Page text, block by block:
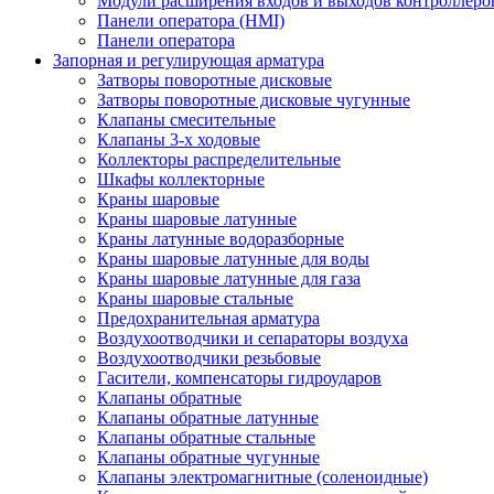
Панели оператора (HMI)
Панели оператора
Запорная и регулирующая арматура
Затворы поворотные дисковые
Затворы поворотные дисковые чугунные
Клапаны смесительные
Клапаны 3-х ходовые
Коллекторы распределительные
Шкафы коллекторные
Краны шаровые
Краны шаровые латунные
Краны латунные водоразборные
Краны шаровые латунные для воды
Краны шаровые латунные для газа
Краны шаровые стальные
Предохранительная арматура
Воздухоотводчики и сепараторы воздуха
Воздухоотводчики резьбовые
Гасители, компенсаторы гидроударов
Клапаны обратные
Клапаны обратные латунные
Клапаны обратные стальные
Клапаны обратные чугунные
Клапаны электромагнитные (соленоидные)